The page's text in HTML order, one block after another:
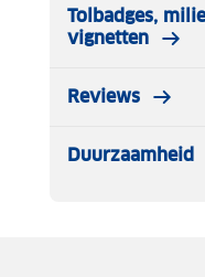
Tolbadges,
vignetten
Reviews
Duurzaamheid